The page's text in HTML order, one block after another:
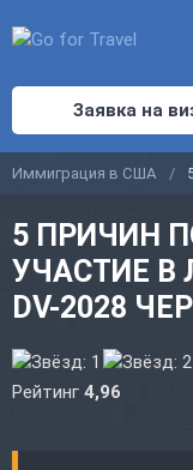
Заявка на
Иммиграция в США
5 ПРИЧИН
УЧАСТИЕ В
DV-2028
Рейтинг 4,96